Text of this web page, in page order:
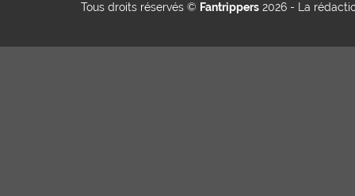
Tous droits réservés © Fantrippers 2026 - La